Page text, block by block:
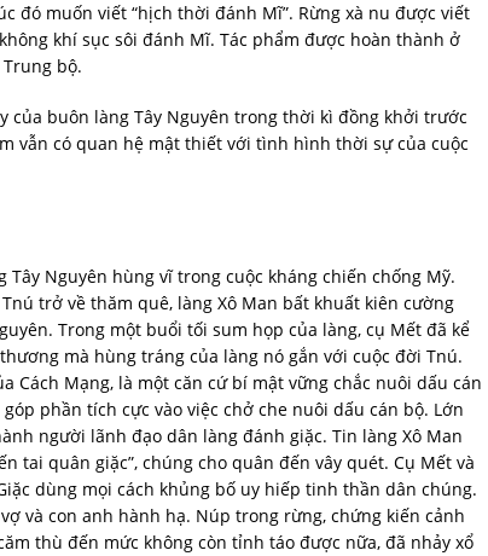
đó muốn viết “hịch thời đánh Mĩ”. Rừng xà nu được viết
khí sục sôi đánh Mĩ. Tác phẩm được hoàn thành ở
bộ.
của buôn làng Tây Nguyên trong thời kì đồng khởi trước
vẫn có quan hệ mật thiết với tình hình thời sự của cuộc
Tây Nguyên hùng vĩ trong cuộc kháng chiến chống Mỹ.
trở về thăm quê, làng Xô Man bất khuất kiên cường
Trong một buổi tối sum họp của làng, cụ Mết đã kể
mà hùng tráng của làng nó gắn với cuộc đời Tnú.
Cách Mạng, là một căn cứ bí mật vững chắc nuôi dấu cán
phần tích cực vào việc chở che nuôi dấu cán bộ. Lớn
người lãnh đạo dân làng đánh giặc. Tin làng Xô Man
tai quân giặc”, chúng cho quân đến vây quét. Cụ Mết và
dùng mọi cách khủng bố uy hiếp tinh thần dân chúng.
và con anh hành hạ. Núp trong rừng, chứng kiến cảnh
thù đến mức không còn tỉnh táo được nữa, đã nhảy xổ